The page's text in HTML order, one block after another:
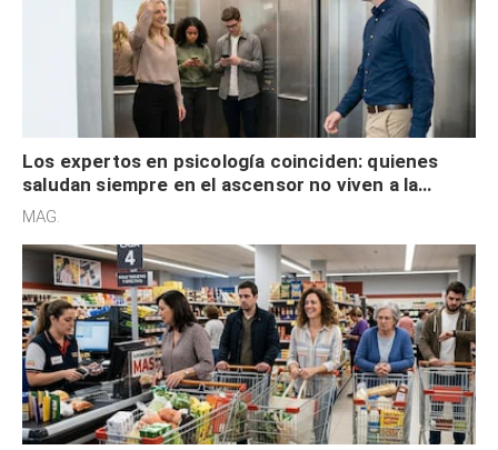
Los expertos en psicología coinciden: quienes
saludan siempre en el ascensor no viven a la
defensiva y tienen apertura social
MAG.